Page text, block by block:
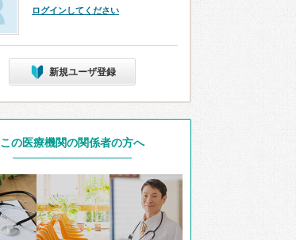
ログインしてください
新規ユーザ登録
この医療機関の関係者の方へ